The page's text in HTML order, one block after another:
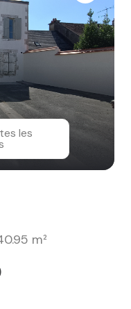
les
m²